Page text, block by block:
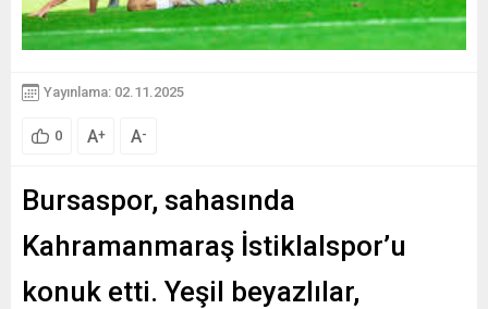
Yayınlama: 02.11.2025
0 A+ A-
Bursaspor, sahasında
Kahramanmaraş İstiklalspor’u
konuk etti. Yeşil beyazlılar,